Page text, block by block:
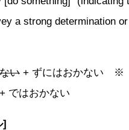
a strong determination
い+ ずにはおかない ※「
ではおかない
]